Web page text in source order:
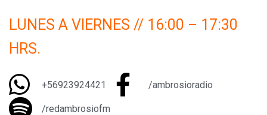
LUNES A VIERNES // 16:00 – 17:30
HRS.
+56923924421 /ambrosioradio
/redambrosiofm